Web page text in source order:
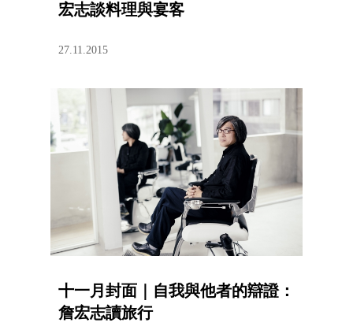
宏志談料理與宴客
27.11.2015
十一月封面｜自我與他者的辯證：
詹宏志讀旅行